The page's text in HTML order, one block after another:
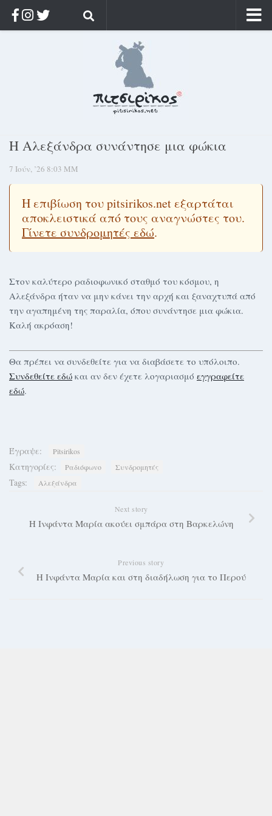
Στοχασμοί & αποφθέγματα
Διαφήμιση
Μόνο για συνδρομητές
Log in
Η Αλεξάνδρα συνάντησε μια φώκια
7 Ιούν, ’26 8:03 ΜΜ
Η επιβίωση του pitsirikos.net εξαρτάται
αποκλειστικά από τους αναγνώστες του.
Γίνετε συνδρομητές εδώ.
Στον καλύτερο ραδιοφωνικό σταθμό του κόσμου, η
Αλεξάνδρα ήταν να μην κάνει την αρχή και ξαναχτυπά από
την αγαπημένη της παραλία, όπου συνάντησε μια φώκια.
Καλή ακρόαση!
Θα πρέπει να συνδεθείτε για να διαβάσετε το υπόλοιπο.
Συνδεθείτε εδώ και αν δεν έχετε λογαριασμό εγγραφείτε
εδώ.
Έγραψε: Pitsirikos
Κατηγορίες: Ραδιόφωνο Συνδρομητές
Tags: Αλεξάνδρα
Next story
Η Ινφάντα Μαρία ακούει σμπάρα στη Βαρκελώνη
Previous story
Η Ινφάντα Μαρία και στη διαδήλωση για το Περού